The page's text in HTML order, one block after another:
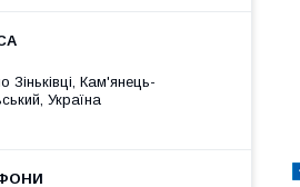
Зіньківці, Кам'янець-
Україна